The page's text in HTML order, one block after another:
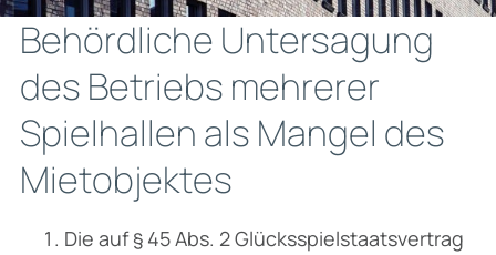
Behördliche Untersagung
des Betriebs mehrerer
Spielhallen als Mangel des
Mietobjektes
Die auf § 45 Abs. 2 Glücksspielstaatsvertrag